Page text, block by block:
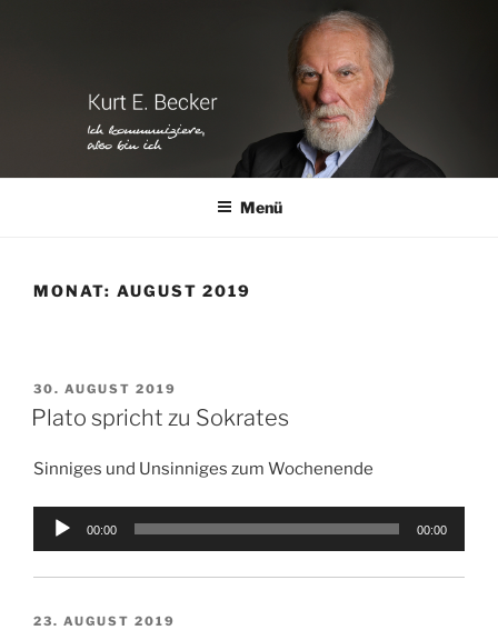
Menü
MONAT: AUGUST 2019
VERÖFFENTLICHT
AM
30. AUGUST 2019
Plato spricht zu Sokrates
Sinniges und Unsinniges zum Wochenende
Audio-
00:00 00:00
VERÖFFENTLICHT
23. AUGUST 2019